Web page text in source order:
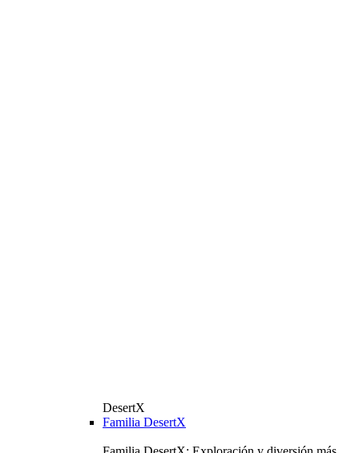
DesertX
Familia DesertX